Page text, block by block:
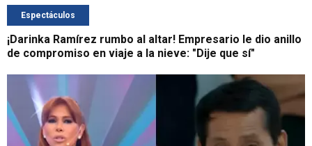
Espectáculos
¡Darinka Ramírez rumbo al altar! Empresario le dio anillo
de compromiso en viaje a la nieve: "Dije que sí"